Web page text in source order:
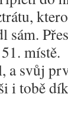
sám.
místě.
a svůj
i tobě